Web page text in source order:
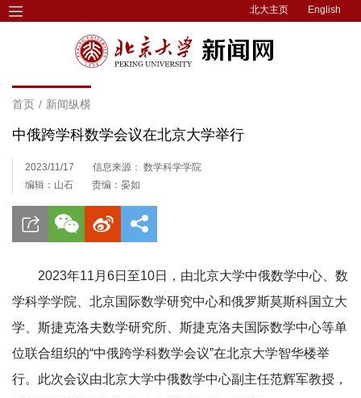
北大主页 English
首页 / 新闻纵横
中俄跨学科数学会议在北京大学举行
2023/11/17
信息来源： 数学科学学院
编辑：山石
责编：晏如
2023年11月6日至10日，由北京大学中俄数学中心、数
学科学学院、北京国际数学研究中心和俄罗斯莫斯科国立大
学、斯捷克洛夫数学研究所、斯捷克洛夫国际数学中心等单
位联合组织的“中俄跨学科数学会议”在北京大学智华楼举
行。此次会议由北京大学中俄数学中心副主任范辉军教授，